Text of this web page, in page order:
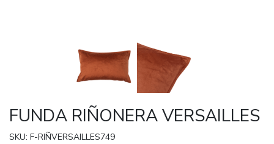
FUNDA RIÑONERA VERSAILLES
SKU: F-RIÑVERSAILLES749